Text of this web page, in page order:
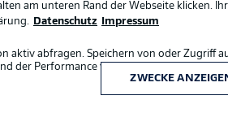
Deutsch
am unteren Rand der Webseite klicken.
Datenschutz Impressum
aktiv abfragen. Speichern von oder Zugriff
der Performance von Inhalten,
ZWECKE